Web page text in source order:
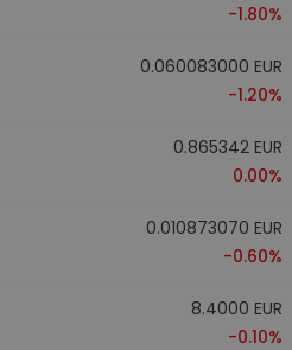
-1.80%
0.060083000 EUR
-1.20%
0.865342 EUR
0.00%
0.010873070 EUR
-0.60%
8.4000 EUR
-0.10%